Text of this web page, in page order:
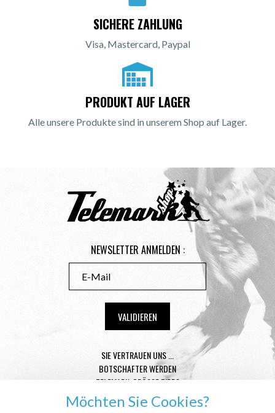
SICHERE ZAHLUNG
Visa, Mastercard, Paypal
PRODUKT AUF LAGER
Alle unsere Produkte sind in unserem Shop auf Lager.
NEWSLETTER ANMELDEN :
SIE VERTRAUEN UNS ...
BOTSCHAFTER WERDEN
TELEMARK-GRÖSSE TIPPS
CONDITIONS GÉNÉRALES DE VENTE
MENTIONS LÉGALES
Möchten Sie Cookies?